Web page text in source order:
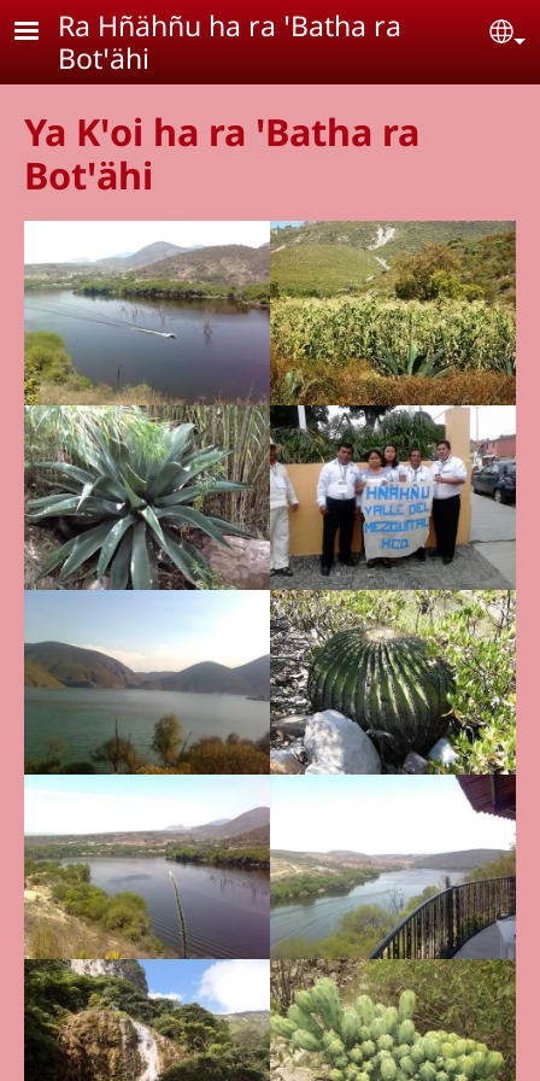
Pasar al contenido principal
Ra Hñähñu ha ra ꞌBatha ra
Botꞌähi
Ya Kꞌoi ha ra ꞌBatha ra
Botꞌähi